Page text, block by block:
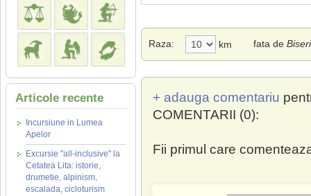
Articole recente
Incursiune in Lumea
Apelor
Excursie "all-inclusive" la
Cetatea Lita: istorie,
drumetie, alpinism,
escalada, cicloturism
Raza: km fata de
+ adauga comentariu
COMENTARII (0):
Fii primul care